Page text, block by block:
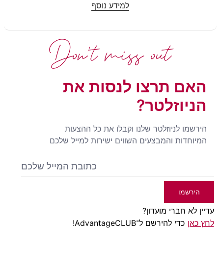
למידע נוסף
האם תרצו לנסות את
הניוזלטר?
הירשמו לניוזלטר שלנו וקבלו את כל ההצעות
המיוחדות והמבצעים השווים ישירות למייל שלכם
הירשמו
עדיין לא חברי מועדון?
לחץ כאן כדי להירשם ל־AdvantageCLUB!
Don't miss out